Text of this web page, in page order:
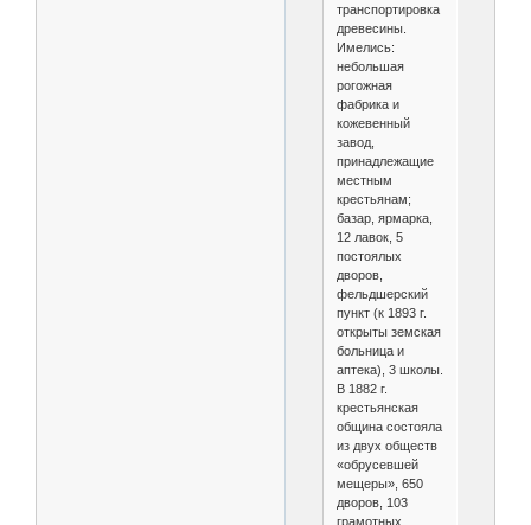
транспортировка
древесины.
Имелись:
небольшая
рогожная
фабрика и
кожевенный
завод,
принадлежащие
местным
крестьянам;
базар, ярмарка,
12 лавок, 5
постоялых
дворов,
фельдшерский
пункт (к 1893 г.
открыты земская
больница и
аптека), 3 школы.
В 1882 г.
крестьянская
община состояла
из двух обществ
«обрусевшей
мещеры», 650
дворов, 103
грамотных